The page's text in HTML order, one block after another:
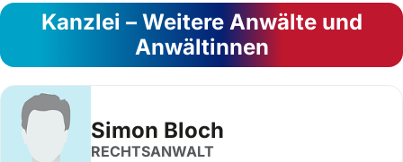
Kanzlei – Weitere Anwälte und
Anwältinnen
Simon Bloch
RECHTSANWALT